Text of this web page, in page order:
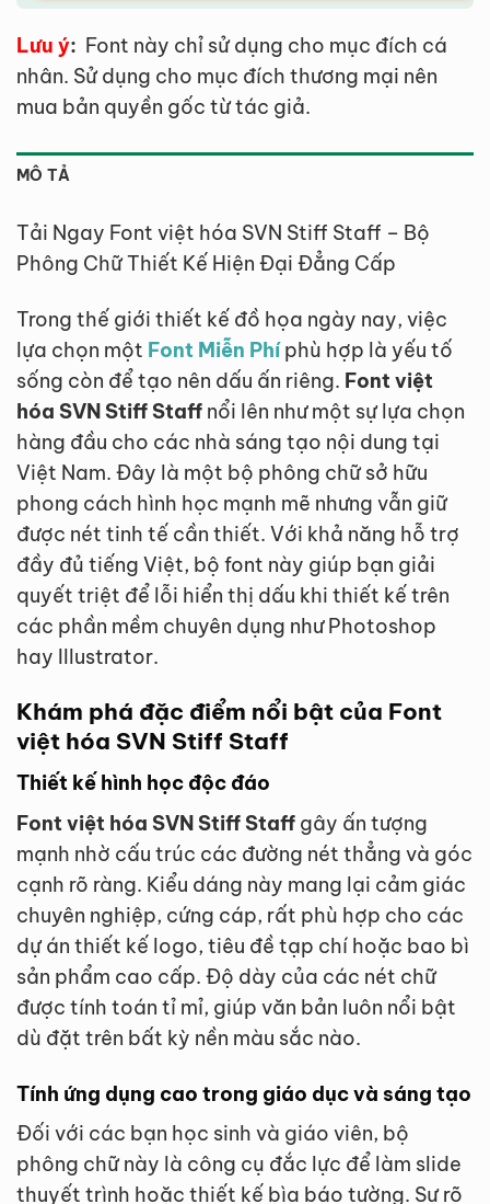
Lưu ý: Font này chỉ sử dụng cho mục đích cá
nhân. Sử dụng cho mục đích thương mại nên
mua bản quyền gốc từ tác giả.
MÔ TẢ
Tải Ngay Font việt hóa SVN Stiff Staff – Bộ
Phông Chữ Thiết Kế Hiện Đại Đẳng Cấp
Trong thế giới thiết kế đồ họa ngày nay, việc
lựa chọn một Font Miễn Phíphù hợp là yếu tố
sống còn để tạo nên dấu ấn riêng. Font việt
hóa SVN Stiff Staff nổi lên như một sự lựa chọn
hàng đầu cho các nhà sáng tạo nội dung tại
Việt Nam. Đây là một bộ phông chữ sở hữu
phong cách hình học mạnh mẽ nhưng vẫn giữ
được nét tinh tế cần thiết. Với khả năng hỗ trợ
đầy đủ tiếng Việt, bộ font này giúp bạn giải
quyết triệt để lỗi hiển thị dấu khi thiết kế trên
các phần mềm chuyên dụng như Photoshop
hay Illustrator.
Khám phá đặc điểm nổi bật của Font
việt hóa SVN Stiff Staff
Thiết kế hình học độc đáo
Font việt hóa SVN Stiff Staff gây ấn tượng
mạnh nhờ cấu trúc các đường nét thẳng và góc
cạnh rõ ràng. Kiểu dáng này mang lại cảm giác
chuyên nghiệp, cứng cáp, rất phù hợp cho các
dự án thiết kế logo, tiêu đề tạp chí hoặc bao bì
sản phẩm cao cấp. Độ dày của các nét chữ
được tính toán tỉ mỉ, giúp văn bản luôn nổi bật
dù đặt trên bất kỳ nền màu sắc nào.
Tính ứng dụng cao trong giáo dục và sáng tạo
Đối với các bạn học sinh và giáo viên, bộ
phông chữ này là công cụ đắc lực để làm slide
thuyết trình hoặc thiết kế bìa báo tường. Sự rõ